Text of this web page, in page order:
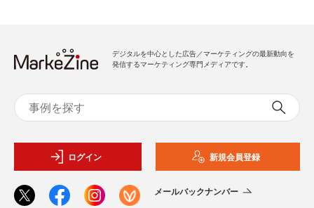
デジタルを中心とした広告／マーケティングの最新動向を
発信するマーケティング専門メディアです。
ログイン 新規会員登録
メールバックナンバー